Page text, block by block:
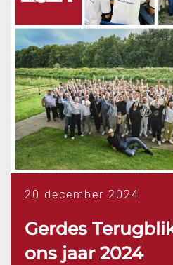
20 december 2024
Gerdes
ons jaar 2024